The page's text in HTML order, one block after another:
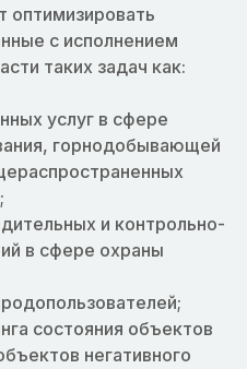
оптимизировать
с исполнением
таких задач как:
услуг в сфере
горнодобывающей
и контрольно-
в сфере охраны
состояния объектов
негативного